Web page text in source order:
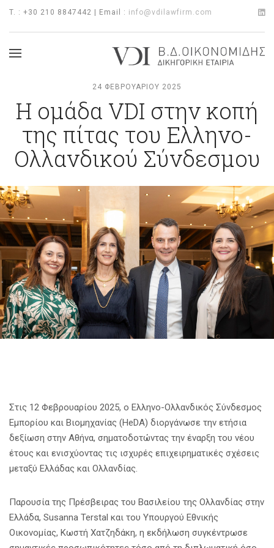
T. : +30 210 8847442 | Email : info@vdilawfirm.com
24 ΦΕΒΡΟΥΑΡΊΟΥ 2025
Η ομάδα VDI στην κοπή
της πίτας του Ελληνο-
Ολλανδικού Σύνδεσμου
Στις 12 Φεβρουαρίου 2025, ο Ελληνο-Ολλανδικός Σύνδεσμος
Εμπορίου και Βιομηχανίας (HeDA) διοργάνωσε την ετήσια
δεξίωση στην Αθήνα, σηματοδοτώντας την έναρξη του νέου
έτους και ενισχύοντας τις ισχυρές επιχειρηματικές σχέσεις
μεταξύ Ελλάδας και Ολλανδίας.
Παρουσία της Πρέσβειρας του Βασιλείου της Ολλανδίας στην
Ελλάδα, Susanna Terstal και του Υπουργού Εθνικής
Οικονομίας, Κωστή Χατζηδάκη, η εκδήλωση συγκέντρωσε